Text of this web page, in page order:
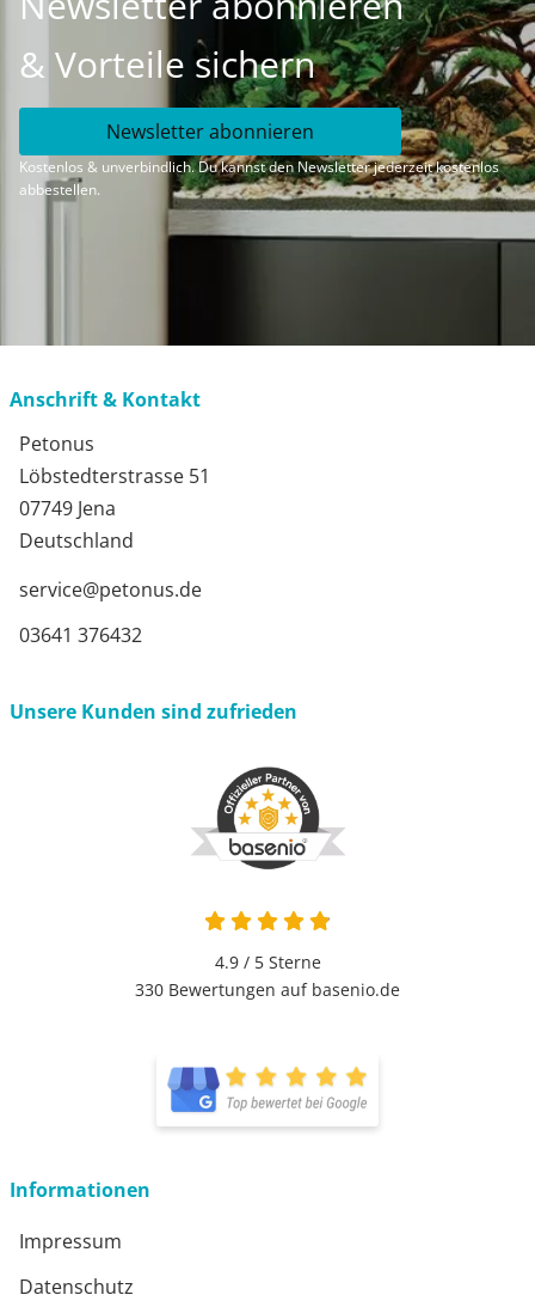
& Vorteile sichern
Newsletter abonnieren
Kostenlos & unverbindlich. Du kannst den Newsletter jederzeit kostenlos
abbestellen.
Anschrift & Kontakt
Petonus
Löbstedterstrasse 51
07749 Jena
Deutschland
service@petonus.de
03641 376432
Unsere Kunden sind zufrieden
4.9 von 5
4.9 / 5Sterne
330 Bewertungen auf basenio.de
öffnet in neuem Fenster
Informationen
Impressum
Datenschutz